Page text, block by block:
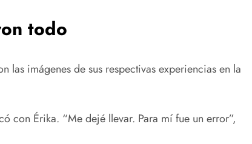
todo
las imágenes de sus respectivas experiencias en la
con Érika. “Me dejé llevar. Para mí fue un error”,